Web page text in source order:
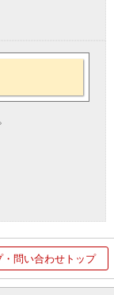
・問い合わせトップ